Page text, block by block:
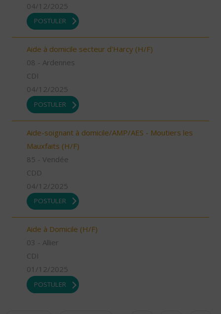
04/12/2025
POSTULER
Aide à domicile secteur d'Harcy (H/F)
08 - Ardennes
CDI
04/12/2025
POSTULER
Aide-soignant à domicile/AMP/AES - Moutiers les
Mauxfaits (H/F)
85 - Vendée
CDD
04/12/2025
POSTULER
Aide à Domicile (H/F)
03 - Allier
CDI
01/12/2025
POSTULER